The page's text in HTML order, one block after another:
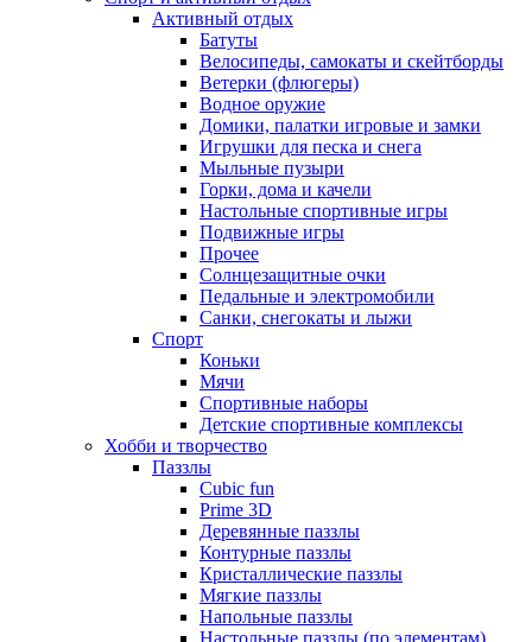
Активный отдых
Батуты
Велосипеды, самокаты и скейтборды
Ветерки (флюгеры)
Водное оружие
Домики, палатки игровые и замки
Игрушки для песка и снега
Мыльные пузыри
Горки, дома и качели
Настольные спортивные игры
Подвижные игры
Прочее
Солнцезащитные очки
Педальные и электромобили
Санки, снегокаты и лыжи
Спорт
Коньки
Мячи
Спортивные наборы
Детские спортивные комплексы
Хобби и творчество
Паззлы
Cubic fun
Prime 3D
Деревянные паззлы
Контурные паззлы
Кристаллические паззлы
Мягкие паззлы
Напольные паззлы
Настольные паззлы (по элементам)